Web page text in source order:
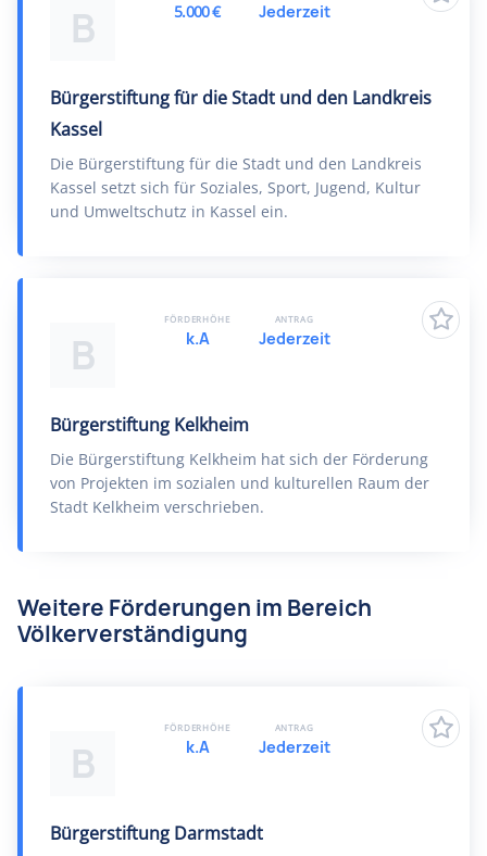
B
Bürgerstiftung für die Stadt und den Landkreis
Kassel
Die Bürgerstiftung für die Stadt und den Landkreis
Kassel setzt sich für Soziales, Sport, Jugend, Kultur
und Umweltschutz in Kassel ein.
5.000 € Jederzeit
B
Bürgerstiftung Kelkheim
Die Bürgerstiftung Kelkheim hat sich der Förderung
von Projekten im sozialen und kulturellen Raum der
Stadt Kelkheim verschrieben.
FÖRDERHÖHE
k.A
ANTRAG
Jederzeit
Weitere Förderungen im Bereich
Völkerverständigung
B
Bürgerstiftung Darmstadt
FÖRDERHÖHE
k.A
ANTRAG
Jederzeit